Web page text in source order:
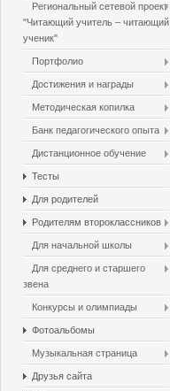
Региональный сетевой проект
"Читающий учитель – читающий
ученик"
Портфолио
Достижения и награды
Методическая копилка
Банк педагогического опыта
Дистанционное обучение
Тесты
Для родителей
Родителям второклассников
Для начальной школы
Для среднего и старшего
звена
Конкурсы и олимпиады
Фотоальбомы
Музыкальная страница
Друзья сайта